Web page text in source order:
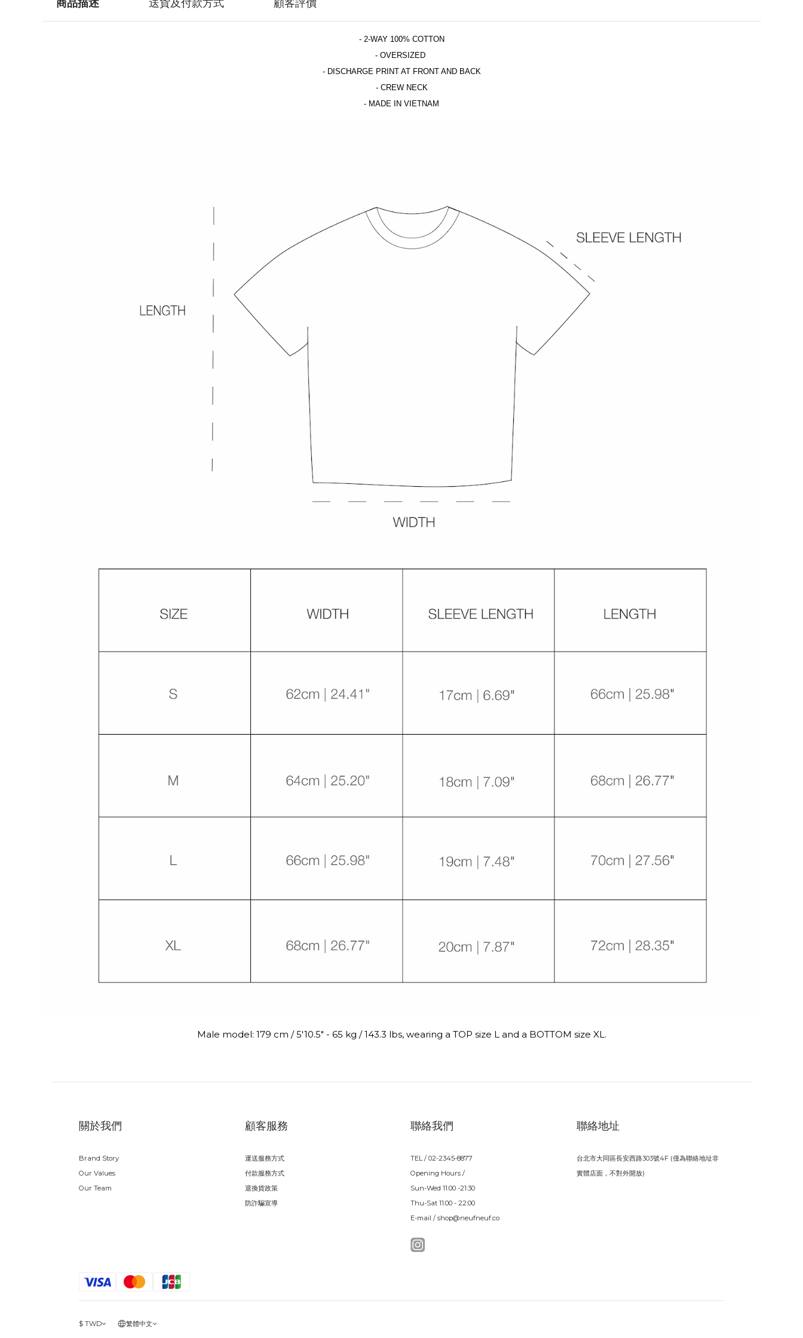
- 2-WAY 100% COTTON
- OVERSIZED
- DISCHARGE PRINT AT FRONT AND BACK
- CREW NECK
- MADE IN VIETNAM
Male model: 179 cm / 5'10.5" - 65 kg / 143.3 lbs, wearing a TOP size L and a BOTTOM size XL.
關於我們
Brand Story
Our Values
Our Team
顧客服務
運送服務方式
付款服務方式
退換貨政策
防詐騙宣導
聯絡我們
TEL / 02-2345-8877
Opening Hours /
Sun-Wed 11:00 -21:30
Thu-Sat 11:00 - 22:00
E-mail / shop@neufneuf.co
聯絡地址
台北市大同區長安西路303號4F (僅為聯絡地址非
實體店面，不對外開放)
$ TWD 繁體中文